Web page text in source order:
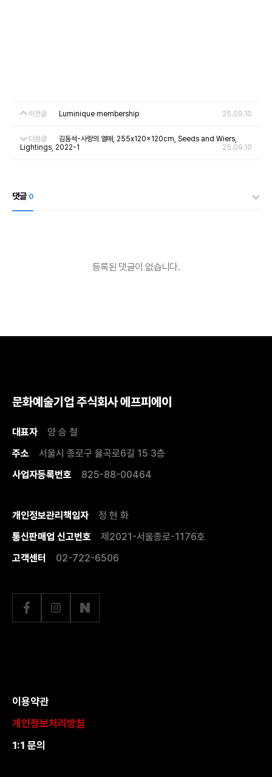
이전글 Luminique membership 25.09.10
다음글
김동석-사랑의 열매, 255x120x120cm, Seeds and Wiers,
Lightings, 2022-1
25.09.10
댓글 0
등록된 댓글이 없습니다.
문화예술기업 주식회사 에프피에이
대표자
양 승 철
주소
서울시 종로구 율곡로6길 15 3층
사업자등록번호
825-88-00464
개인정보관리책임자
정 현 화
통신판매업 신고번호
제2021-서울종로-1176호
고객센터
02-722-6506
이용약관
개인정보처리방침
1:1 문의